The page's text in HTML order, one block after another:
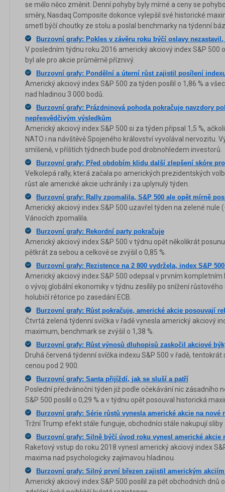
se mělo něco změnit. Denní pohyby byly mírné a ceny se
směry, Nasdaq Composite dokonce vylepšil své historické
smetl býčí choutky ze stolu a poslal benchmarky na týdenní
Burzovní grafy: Pokles v závěru roku býčí oslavy
V posledním týdnu roku 2016 americký akciový index S&P 500
byl ale pro akcie průměrně příznivý.
Burzovní grafy: Pondělní a úterní růst zajistil posílení
Americký akciový index S&P 500 za týden posílil o 1,86 % a
nad hladinou 3 000 bodů.
Burzovní grafy: Prázdninová pohoda pokračuje navzdory
nepřesvědčivým výsledkům
Americký akciový index S&P 500 si za týden připsal 1,5 %,
NATO i na návštěvě Spojeného království vyvolával nervozitu.
smíšeně, v příštích týdnech bude pod drobnohledem investorů.
Burzovní grafy: Před obdobím klidu další zlepšení skóre
Velkolepá rally, která začala po amerických prezidentských
růst ale americké akcie uchránily i za uplynulý týden.
Burzovní grafy: Rally zpomalila, S&P 500 ale opět mírně
Americký akciový index S&P 500 uzavřel týden na zelené nule
Vánocích zpomalila.
Burzovní grafy: Rekordní party pokračuje
Americký akciový index S&P 500 v týdnu opět několikrát
pětkrát za sebou a celkově se zvýšil o 0,85 %.
Burzovní grafy: Rezistence na 2 800 vydržela, index S&P
Americký akciový index S&P 500 odepsal v prvním kompletním
o vývoj globální ekonomiky v týdnu zesílily po snížení
holubičí rétorice po zasedání ECB.
Burzovní grafy: Růst pokračuje, americké akcie posouvají
Čtvrtá zelená týdenní svíčka v řadě vynesla americký akciový
maximum, benchmark se zvýšil o 1,38 %.
Burzovní grafy: Růst výnosů dluhopisů zaskočil akciové
Druhá červená týdenní svíčka indexu S&P 500 v řadě,
cenou pod 2 900.
Burzovní grafy: Santa přijíždí, jak se sluší a patří
Poslední předvánoční týden již podle očekávání nic zásadního
S&P 500 posílil o 0,29 % a v týdnu opět posouval historická
Burzovní grafy: Série růstů vynesla americké akcie na nové
Tržní Trump efekt stále funguje, obchodníci stále nakupují
Burzovní grafy: Silně býčí úvod roku vynesl americké akcie
Raketový vstup do roku 2018 vynesl americký akciový index
maxima nad psychologicky zajímavou hladinou.
Burzovní grafy: Silný první březen zajistil americkým
Americký akciový index S&P 500 posílil za pět obchodních dnů